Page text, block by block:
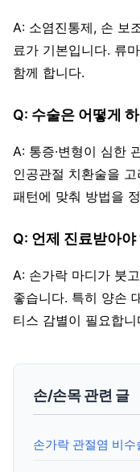
A: 소염진통제, 손 보
료가 기본입니다. 류
함께 합니다.
Q: 수술은 어떻게
A: 통증·변형이 심한
인공관절 치환술을
패턴에 맞춰 방법을
Q: 언제 진료받아야
A: 손가락 마디가 붓
좋습니다. 특히 양손
티스 감별이 필요합니
손/손목 관련 글
손가락 관절염 비